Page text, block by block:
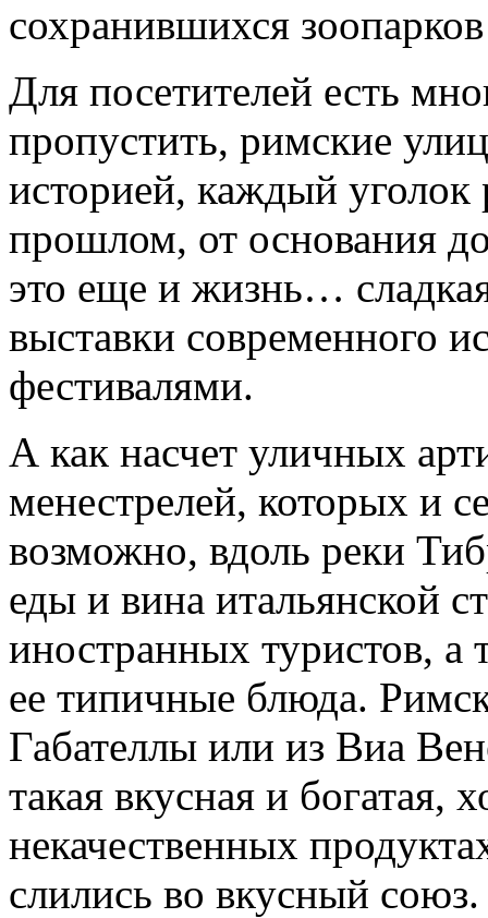
сохранившихся
Для посетителей есть
пропустить, римские
историей, каждый уголок
прошлом, от основания
это еще и жизнь…
выставки современного
фестивалями.
А как насчет уличных
менестрелей, которых и
возможно, вдоль реки
еды и вина итальянской
иностранных туристов, а
ее типичные блюда.
Габателлы или из Виа
такая вкусная и богатая,
некачественных
слились во вкусный союз.